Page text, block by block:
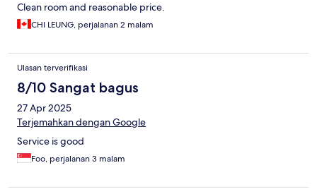
Clean room and reasonable price.
CHI LEUNG, perjalanan 2 malam
Ulasan terverifikasi
8/10 Sangat bagus
27 Apr 2025
Terjemahkan dengan Google
Service is good
Foo, perjalanan 3 malam